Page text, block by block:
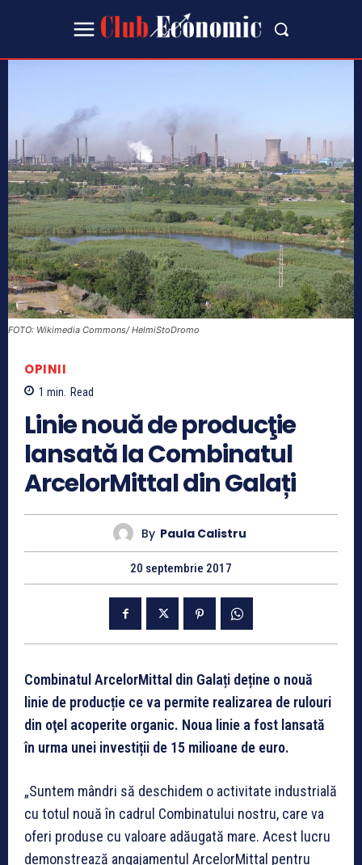
FOTO: Wikimedia Commons/ HelmiStoDromo
OPINII
1 min. Read
Linie nouă de producţie
lansată la Combinatul
ArcelorMittal din Galați
By Paula Calistru
20 septembrie 2017
Combinatul ArcelorMittal din Galați deține o nouă
linie de producție ce va permite realizarea de rulouri
din oţel acoperite organic. Noua linie a fost lansată
în urma unei investiții de 15 milioane de euro.
„Suntem mândri să deschidem o activitate industrială
cu totul nouă în cadrul Combinatului nostru, care va
oferi produse cu valoare adăugată mare. Acest lucru
demonstrează angajamentul ArcelorMittal pentru